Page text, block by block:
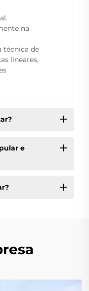
na
técnica de
lineares,
e